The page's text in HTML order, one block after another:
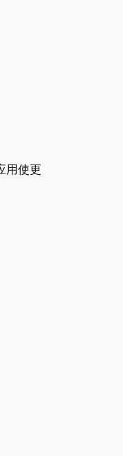
用使更